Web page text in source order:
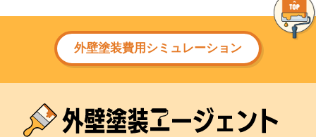
外壁塗装費用シミュレーション